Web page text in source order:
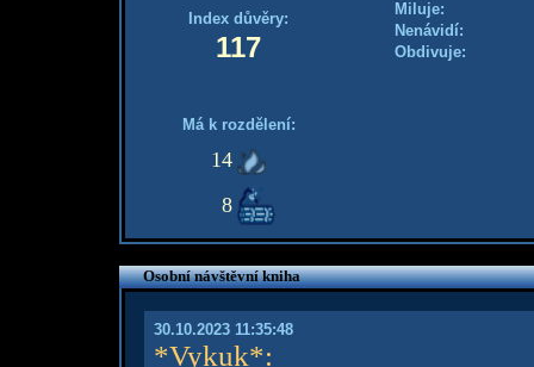
Index důvěry:
117
Má k rozdělení:
14
8
Miluje:
Nenávidí:
Obdivuje:
Osobní návštěvní kniha
30.10.2023 11:35:48
*Vykuk*: